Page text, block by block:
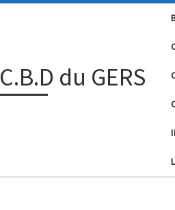
C.B.D du GERS